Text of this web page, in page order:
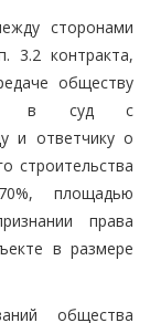
сторонами
3.2 контракта,
обществу
в суд с
и ответчику о
строительства
площадью
права
в размере
общества